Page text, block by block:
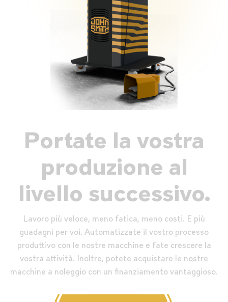
Portate la vostra
produzione al
livello successivo.
Lavoro più veloce, meno fatica, meno costi. E più
guadagni per voi. Automatizzate il vostro processo
produttivo con le nostre macchine e fate crescere la
vostra attività. Inoltre, potete acquistare le nostre
macchine a noleggio con un finanziamento vantaggioso.